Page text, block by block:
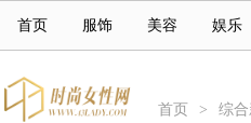
首页 服饰 美容 娱乐
首页 > 综合